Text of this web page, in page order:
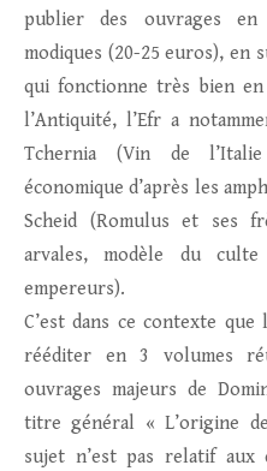
publier des ouvrages
modiques (20-25 euros), en
qui fonctionne très bien
l’Antiquité, l’Efr a
Tchernia (Vin de l’Italie
économique d’après les
Scheid (Romulus et ses
arvales, modèle du
empereurs).
C’est dans ce contexte que
rééditer en 3 volumes
ouvrages majeurs de
titre général « L’origine
sujet n’est pas relatif aux